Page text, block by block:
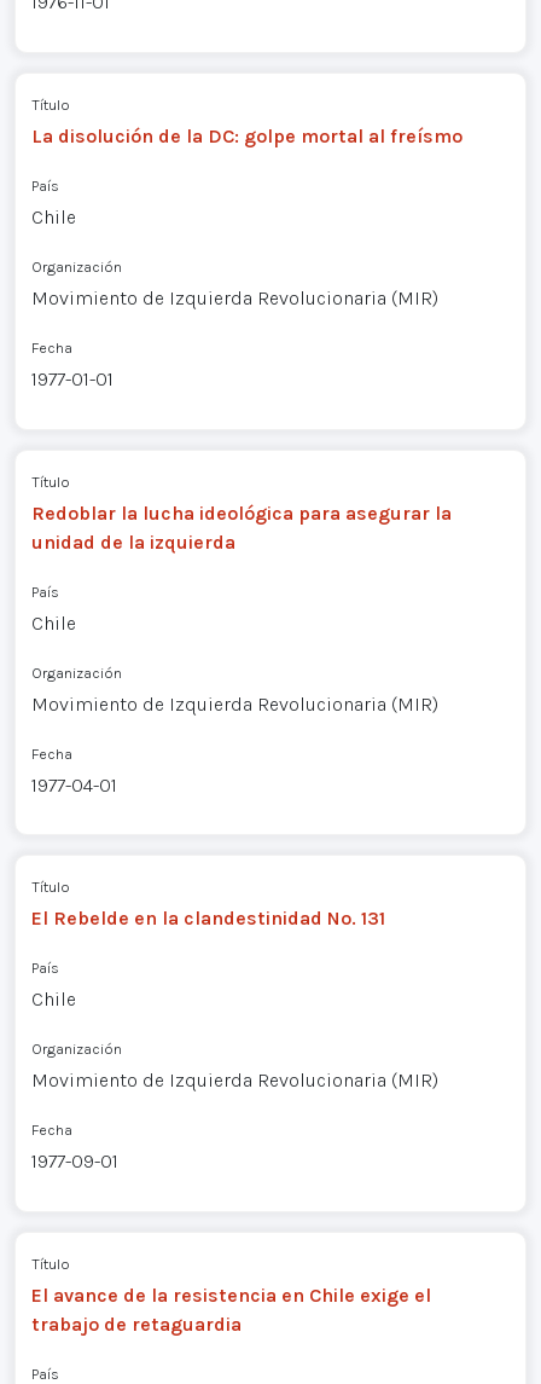
Título
La disolución de la DC: golpe mortal al freísmo
País
Chile
Organización
Movimiento de Izquierda Revolucionaria (MIR)
Fecha
1977-01-01
Título
Redoblar la lucha ideológica para asegurar la
unidad de la izquierda
País
Chile
Organización
Movimiento de Izquierda Revolucionaria (MIR)
Fecha
1977-04-01
Título
El Rebelde en la clandestinidad No. 131
País
Chile
Organización
Movimiento de Izquierda Revolucionaria (MIR)
Fecha
1977-09-01
Título
El avance de la resistencia en Chile exige el
trabajo de retaguardia
País